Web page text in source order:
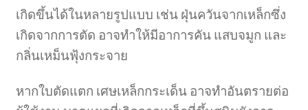
เกิดขึ้นได้ในหลายรูปแบบ เช่น ฝุ่นควันจากเหล็กซึ่ง
เกิดจากการตัด อาจทำให้มีอาการคัน แสบจมูก และ
กลิ่นเหม็นฟุ้งกระจาย
หากใบตัดแตก เศษเหล็กกระเด็น อาจทำอันตรายต่อ